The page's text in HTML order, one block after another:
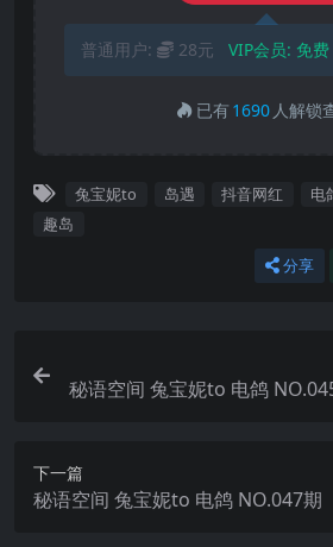
普通用户: 28元 VIP会员: 免费
已有1690 人解锁
兔宝妮to 岛遇 抖音网红 电
趣岛
分享
秘语空间 兔宝妮to 电鸽
下一篇
秘语空间 兔宝妮to 电鸽 NO.047期